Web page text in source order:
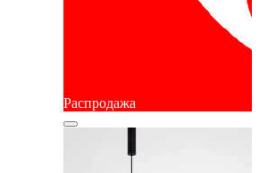
Распродажа